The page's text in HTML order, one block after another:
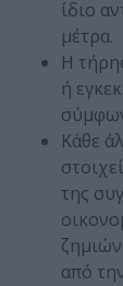
ίδιο
μέτρα.
Η
ή
Κάθε
της
από